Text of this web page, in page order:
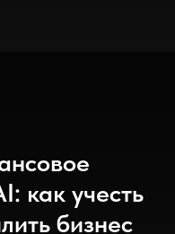
как учесть
бизнес